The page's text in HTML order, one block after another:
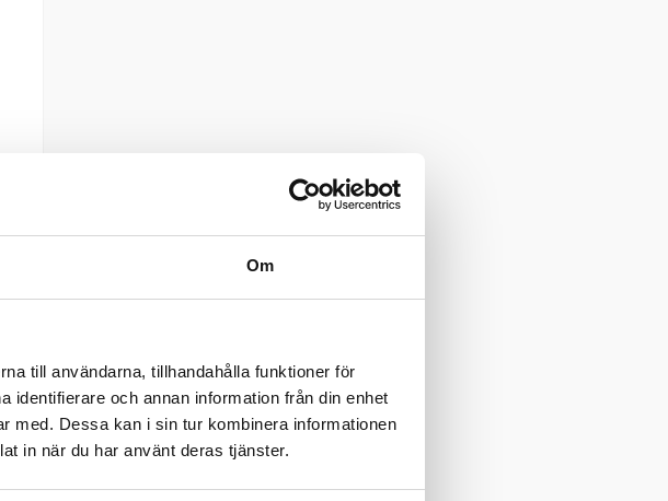
Om
till användarna, tillhandahålla funktioner för
identifierare och annan information från din enhet
med. Dessa kan i sin tur kombinera informationen
in när du har använt deras tjänster.